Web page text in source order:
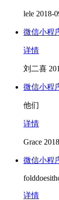
lele 2018-
微信小程
详情
刘二喜
微信小程
他们
详情
Grace
微信小程
详情